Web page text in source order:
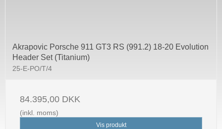
Akrapovic Porsche 911 GT3 RS (991.2) 18-20 Evolution
Header Set (Titanium)
25-E-PO/T/4
84.395,00 DKK
(inkl. moms)
Vis produkt